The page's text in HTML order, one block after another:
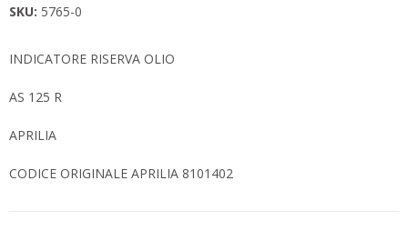
SKU: 5765-0
INDICATORE RISERVA OLIO
AS 125 R
APRILIA
CODICE ORIGINALE APRILIA 8101402